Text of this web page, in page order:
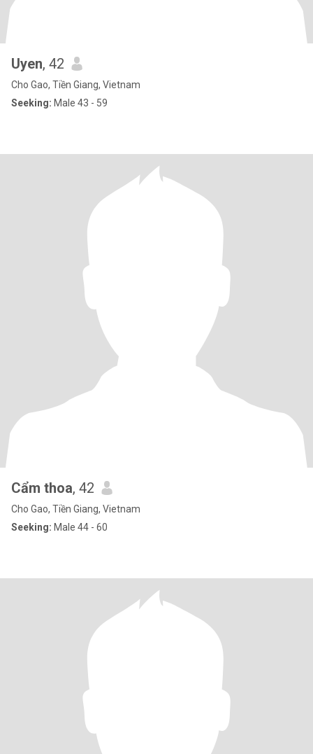
Uyen, 42
Cho Gao, Tiền Giang, Vietnam
Seeking: Male 43 - 59
Cẩm thoa, 42
Cho Gao, Tiền Giang, Vietnam
Seeking: Male 44 - 60